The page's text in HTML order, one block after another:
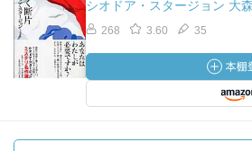
シオドア・スタージョン 大
268 3.60 35